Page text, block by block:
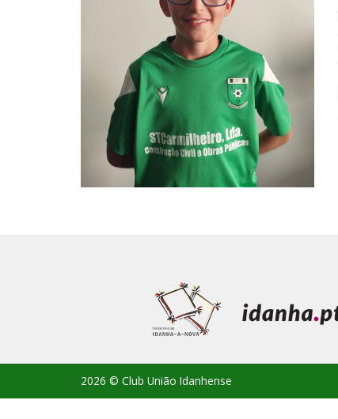
2026 © Club União Idanhense